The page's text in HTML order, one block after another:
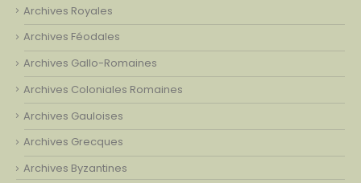
Archives Royales
Archives Féodales
Archives Gallo-Romaines
Archives Coloniales Romaines
Archives Gauloises
Archives Grecques
Archives Byzantines